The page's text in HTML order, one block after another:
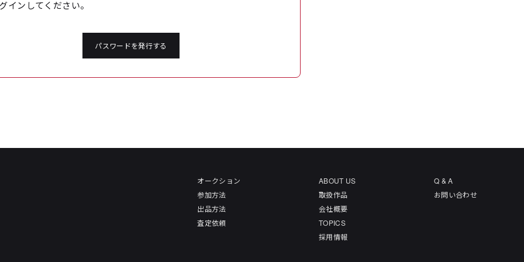
インしてください。
パスワードを発行する
オークション
参加方法
出品方法
査定依頼
ABOUT US
取扱作品
会社概要
TOPICS
採用情報
Q & A
お問い合わせ